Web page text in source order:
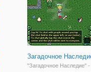
Загадочное
"Загадочное Наследие" -